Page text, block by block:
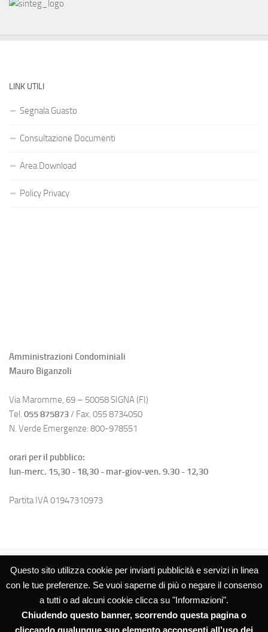
LINK UTILI
Segnala Guasto
Consultazione Documenti
Area Download
Policy Privacy
Amministrazioni Condominiali
Mauro Biganzoli
Via Maromme, 69 – 50058 SIGNA (FI)
Tel. 055 875873/ Fax. 055 8734050
N. Verde Emergenze: 800-978551
orari per il pubblico:
lun-merc. 15,30 - 18,30 - mar-giov-ven. 9.30 - 12,30
Partita IVA 01947310973
Studio Biganzoli SRL – Amministrazioni Condominiali © 2026. Tutti i
diritti riservati.
Questo sito utilizza cookie per inviarti pubblicità e servizi in linea
con le tue preferenze. Se vuoi saperne di più o negare il consenso
a tutti o ad alcuni cookie clicca su "Informazioni".
Chiudendo questo banner, scorrendo questa pagina o
cliccando qualunque suo elemento acconsenti all’uso dei